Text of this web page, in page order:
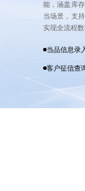
能，涵盖库
当场景，支
实现全流程数
当品信息录
客户征信查